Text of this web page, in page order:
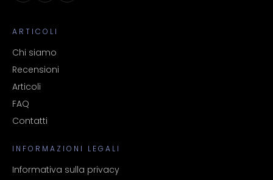
ARTICOLI
Chi siamo
Recensioni
Articoli
FAQ
Contatti
INFORMAZIONI LEGALI
Informativa sulla privacy